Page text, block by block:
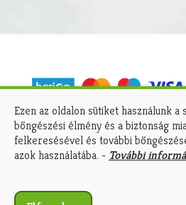
Ezen az oldalon sütiket használunk
böngészési élmény és a biztonság
felkeresésével és további
azok használatába. - További
A kényelmes és
Barion Payment
MNB engedély száma: H-